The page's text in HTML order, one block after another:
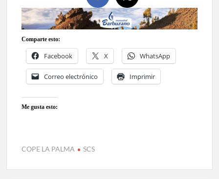
Comparte esto:
Facebook X WhatsApp
Correo electrónico Imprimir
Me gusta esto:
COPE LA PALMA SCS